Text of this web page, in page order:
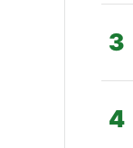
3
4